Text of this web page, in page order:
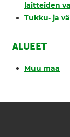
laitteiden
Tukku- ja
ALUEET
Muu maa